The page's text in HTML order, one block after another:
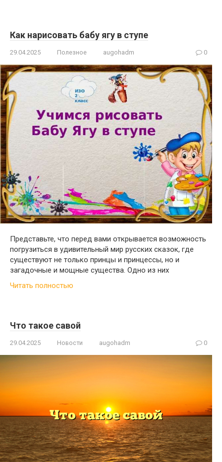
Как нарисовать бабу ягу в ступе
29.04.2025 Полезное augohadm 0
Представьте, что перед вами открывается возможность
погрузиться в удивительный мир русских сказок, где
существуют не только принцы и принцессы, но и
загадочные и мощные существа. Одно из них
Читать полностью
Что такое савой
29.04.2025 Новости augohadm 0